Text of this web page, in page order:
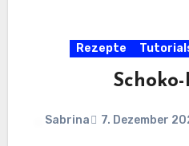
Rezepte
Sabrina 7. Dezember